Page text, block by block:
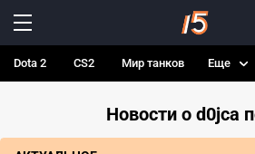
Dota 2 CS2 Мир танков Еще
Новости о d0jca